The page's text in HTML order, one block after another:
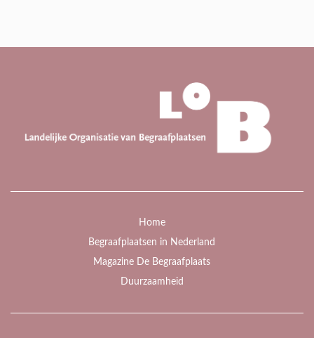
Home
Begraafplaatsen in Nederland
Magazine De Begraafplaats
Duurzaamheid